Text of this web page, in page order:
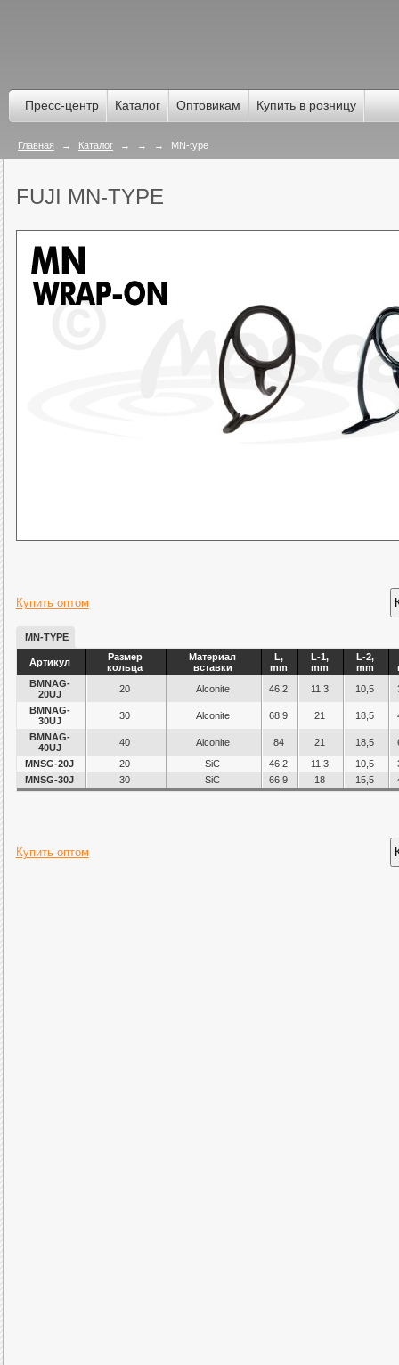
Пресс-центр Каталог Оптовикам Купить в розницу
Главная → Каталог → → → MN-type
FUJI MN-TYPE
Купить оптом
MN-TYPE
Артикул
Размер
кольца
Материал
вставки
L,
mm
L-1,
mm
L-2,
mm
BMNAG-
20UJ
20 Alconite 46,2 11,3 10,5
BMNAG-
30UJ
30 Alconite 68,9 21 18,5
BMNAG-
40UJ
40 Alconite 84 21 18,5
MNSG-20J
20 SiC 46,2 11,3 10,5
MNSG-30J
30 SiC 66,9 18 15,5
Купить оптом